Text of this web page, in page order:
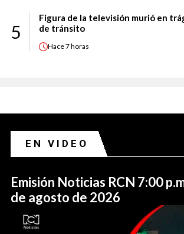
5
Figura de la televisión murió en
de tránsito
Hace7 horas
EN VIDEO
Emisión Noticias RCN 7:00
de agosto de 2026